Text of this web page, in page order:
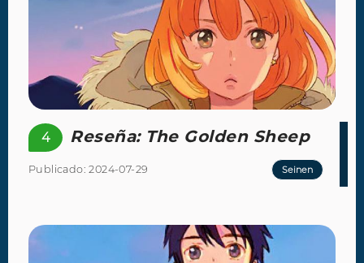
4 Reseña: The Golden Sheep
Publicado: 2024-07-29 Seinen